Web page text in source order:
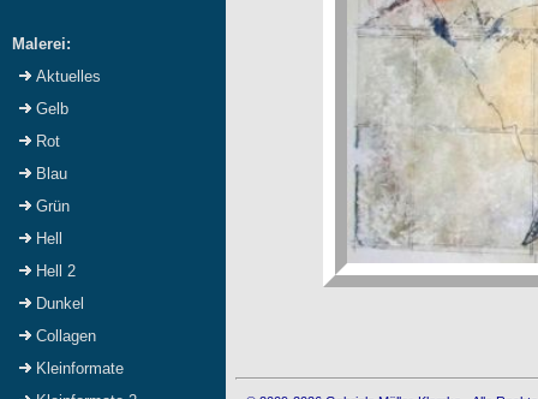
Malerei:
Aktuelles
Gelb
Rot
Blau
Grün
Hell
Hell 2
Dunkel
Collagen
Kleinformate